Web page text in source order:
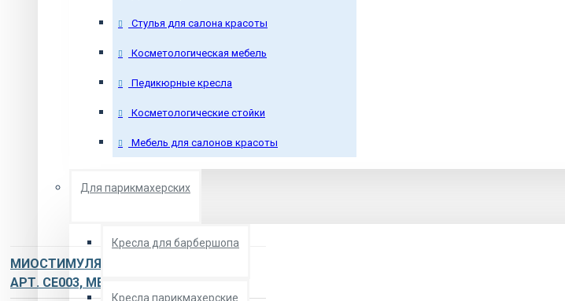
Стулья для салона красоты
Косметологическая мебель
Педикюрные кресла
Косметологические стойки
Мебель для салонов красоты
Для парикмахерских
Кресла для барбершопа
Кресла парикмахерские
МИОСТИМУЛЯТОР ЭСМА 12.20 КОМБИ
АРТ. CE003, ME003, FE003